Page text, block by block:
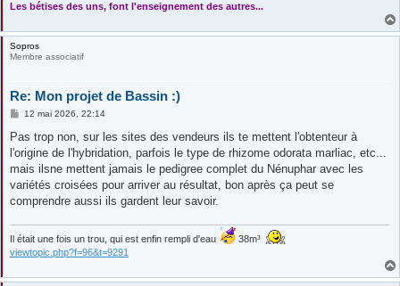
Les bétises des uns, font l'enseignement des autres...
Sopros
Membre associatif
Re: Mon projet de Bassin :)
M
s
a
g
12 mai 2026, 22:14
Pas trop non, sur les sites des vendeurs ils te mettent l'obtenteur à
l'origine de l'hybridation, parfois le type de rhizome odorata marliac, etc...
mais ilsne mettent jamais le pedigree complet du Nénuphar avec les
variétés croisées pour arriver au résultat, bon après ça peut se
comprendre aussi ils gardent leur savoir.
Il était une fois un trou, qui est enfin rempli d'eau
38m³
viewtopic.php?f=96&t=9291